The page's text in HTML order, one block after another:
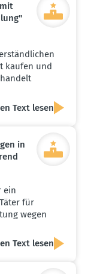
kaufen und
Text lesen
in
ein
für
wegen
Text lesen